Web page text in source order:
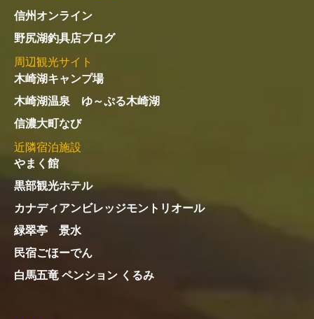
信州オンライン
野尻湖釣具店ブログ
周辺観光サイト
木崎湖キャンプ場
木崎湖温泉 ゆ～ぷる木崎湖
信濃大町なび
近隣宿泊施設
やまく館
黒部観光ホテル
カナディアンビレッジモントリオール
緑翠亭 景水
民宿ごほーでん
白馬五竜 ペンション くるみ